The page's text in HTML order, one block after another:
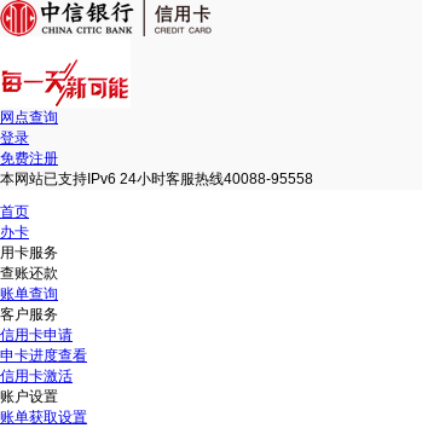
网点查询
登录
免费注册
本网站已支持IPv6 24小时客服热线40088-95558
首页
办卡
用卡服务
查账还款
账单查询
客户服务
信用卡申请
申卡进度查看
信用卡激活
账户设置
账单获取设置